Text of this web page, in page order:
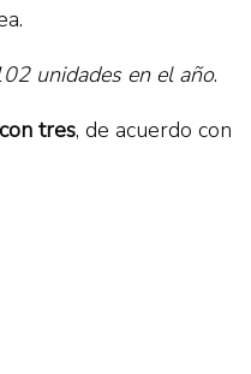
unidades en el año.
tres, de acuerdo con